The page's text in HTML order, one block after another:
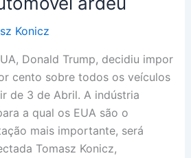
Konicz
Donald Trump, decidiu impor
cento sobre todos os veículos
de 3 de Abril. A indústria
a qual os EUA são o
mais importante, será
Tomasz Konicz,